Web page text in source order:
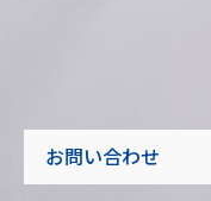
お問い合わせ